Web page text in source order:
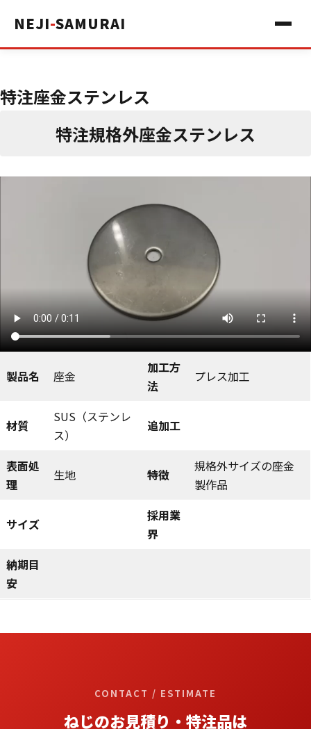
NEJI-SAMURAI
特注座金ステンレス
特注規格外座金ステンレス
製品名 座金
加工方
法
プレス加工
材質
SUS（ステンレ
ス）
追加工
表面処
理
生地 特徴
規格外サイズの座金
製作品
サイズ
採用業
界
納期目
安
CONTACT / ESTIMATE
ねじのお見積り・特注品は